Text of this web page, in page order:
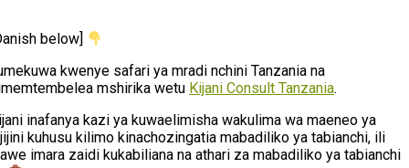
below]
kwenye safari ya mradi nchini Tanzania na
mshirika wetu Kijani Consult Tanzania.
inafanya kazi ya kuwaelimisha wakulima wa maeneo ya
kuhusu kilimo kinachozingatia mabadiliko ya tabianchi, ili
imara zaidi kukabiliana na athari za mabadiliko ya tabianchi